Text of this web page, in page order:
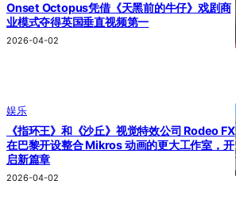
Onset Octopus凭借《天黑前的牛仔》戏剧商
业模式夺得英国垂直视频第一
2026-04-02
娱乐
《指环王》和《沙丘》视觉特效公司 Rodeo FX
在巴黎开设整合 Mikros 动画的更大工作室，开
启新篇章
2026-04-02